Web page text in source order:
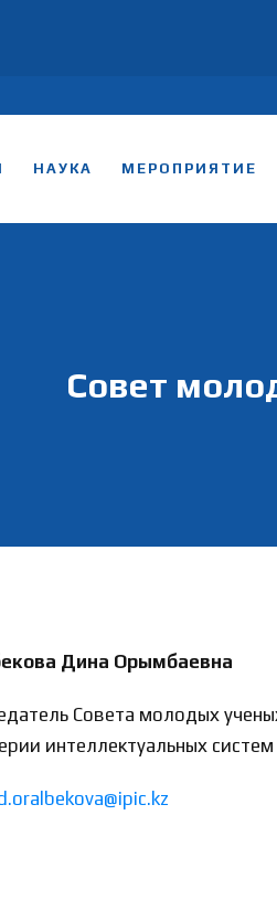
НАУКА МЕРОПРИЯТИЕ
Совет
Дина Орымбаевна
Совета молодых
интеллектуальных систем